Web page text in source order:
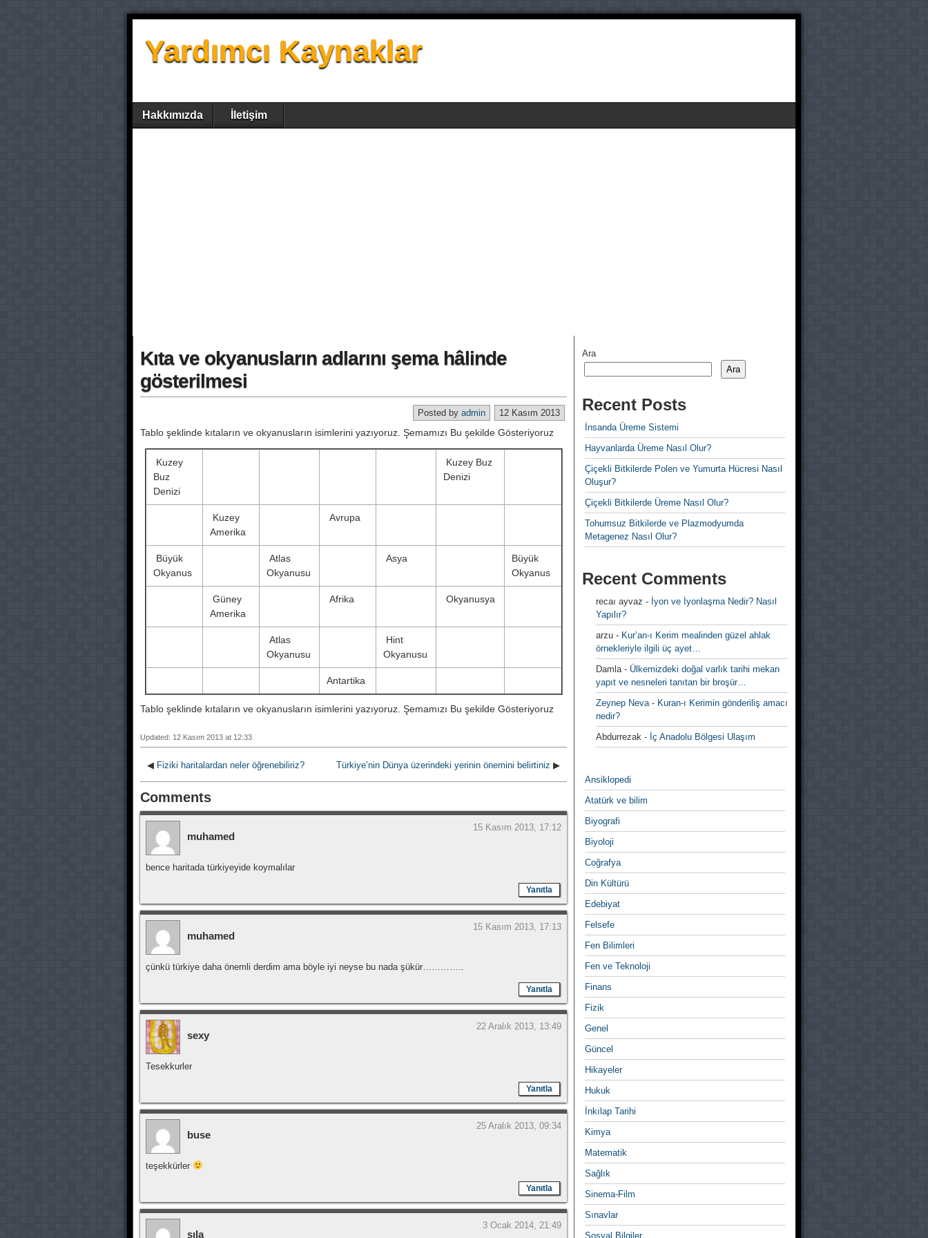
Yardımcı Kaynaklar
Hakkımızda İletişim
Kıta ve okyanusların adlarını şema hâlinde
gösterilmesi
12 Kasım 2013
Posted by admin
Tablo şeklinde kıtaların ve okyanusların isimlerini yazıyoruz. Şemamızı Bu şekilde Gösteriyoruz
Kuzey
Buz
Denizi
Kuzey Buz
Denizi
Kuzey
Amerika
Avrupa
Büyük
Okyanus
Atlas
Okyanusu
Asya
Büyük
Okyanus
Güney
Amerika
Afrika Okyanusya
Atlas
Okyanusu
Hint
Okyanusu
Antartika
Tablo şeklinde kıtaların ve okyanusların isimlerini yazıyoruz. Şemamızı Bu şekilde Gösteriyoruz
Updated: 12 Kasım 2013 at 12:33
◀ Fiziki haritalardan neler öğrenebiliriz? Türkiye’nin Dünya üzerindeki yerinin önemini belirtiniz ▶
Comments
muhamed
15 Kasım 2013, 17:12
bence haritada türkiyeyide koymalılar
Yanıtla
muhamed
15 Kasım 2013, 17:13
çünkü türkiye daha önemli derdim ama böyle iyi neyse bu nada şükür…………..
Yanıtla
sexy
22 Aralık 2013, 13:49
Tesekkurler
Yanıtla
buse
25 Aralık 2013, 09:34
teşekkürler
Yanıtla
sıla
3 Ocak 2014, 21:49
Ara
Ara
Recent Posts
İnsanda Üreme Sistemi
Hayvanlarda Üreme Nasıl Olur?
Çiçekli Bitkilerde Polen ve Yumurta Hücresi Nasıl
Oluşur?
Çiçekli Bitkilerde Üreme Nasıl Olur?
Tohumsuz Bitkilerde ve Plazmodyumda
Metagenez Nasıl Olur?
Recent Comments
recaı ayvaz - İyon ve İyonlaşma Nedir? Nasıl
Yapılır?
arzu - Kur’an-ı Kerim mealinden güzel ahlak
örnekleriyle ilgili üç ayet…
Damla- Ülkemizdeki doğal varlık tarihi mekan
yapıt ve nesneleri tanıtan bir broşür…
Zeynep Neva- Kuran-ı Kerimin gönderiliş amacı
nedir?
Abdurrezak - İç Anadolu Bölgesi Ulaşım
Ansiklopedi
Atatürk ve bilim
Biyografi
Biyoloji
Coğrafya
Din Kültürü
Edebiyat
Felsefe
Fen Bilimleri
Fen ve Teknoloji
Finans
Fizik
Genel
Güncel
Hikayeler
Hukuk
İnkılap Tarihi
Kimya
Matematik
Sağlık
Sinema-Film
Sınavlar
Sosyal Bilgiler